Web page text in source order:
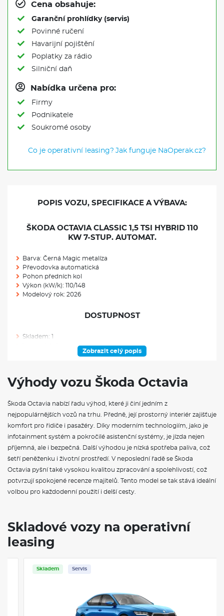
Cena obsahuje:
Garanční prohlídky (servis)
Povinné ručení
Havarijní pojištění
Poplatky za rádio
Silniční daň
Nabídka určena pro:
Firmy
Podnikatele
Soukromé osoby
Co je operativní leasing? Jak funguje NaOperak.cz?
POPIS VOZU, SPECIFIKACE A VÝBAVA:
ŠKODA OCTAVIA CLASSIC 1,5 TSI HYBRID 110
KW 7-STUP. AUTOMAT.
Barva: Černá Magic metalíza
Převodovka automatická
Pohon předních kol
Výkon (kW/k): 110/148
Modelový rok: 2026
DOSTUPNOST
Skladem: 1
Rezervní kolo (neplnohodnotné)
Škoda Prodloužená záruka na 5 let, do 100 000 km
VÝBAVA VE VÝBAVA STUPNI
Rozpoznávání dopravních značek s hlídáním rychlosti
Odkládací schránky v zavazadlovém prostoru
Vnitřní zpětné zrcátko s automatickým stmíváním
Elektrické ovládání oken vpředu a vzadu
Dvouzónová klimatizace Climatronic
Osvětlení zavazadlového prostoru
Textilní koberce vpředu a vzadu
Nárazníky v barvě karoserie s chromovanou lištou
Černé orámování oken
Zobrazit celý popis
Výhody vozu Škoda Octavia
Škoda Octavia nabízí řadu výhod, které ji činí jedním z
nejpopulárnějších vozů na trhu. Předně, její prostorný interiér zajišťuje
komfort pro řidiče i pasažéry. Díky moderním technologiím, jako je
infotainment systém a pokročilé asistenční systémy, je jízda nejen
příjemná, ale i bezpečná. Další výhodou je nízká spotřeba paliva, což
šetří peněženku i životní prostředí. V neposlední řadě se Škoda
Octavia pyšní také vysokou kvalitou zpracování a spolehlivostí, což
potvrzují spokojené recenze majitelů. Tento model se tak stává ideální
volbou pro každodenní použití i delší cesty.
Skladové vozy na operativní
leasing
Skladem Servis